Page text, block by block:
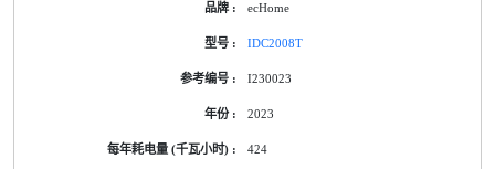
ecHome
IDC2008T
I230023
2023
424